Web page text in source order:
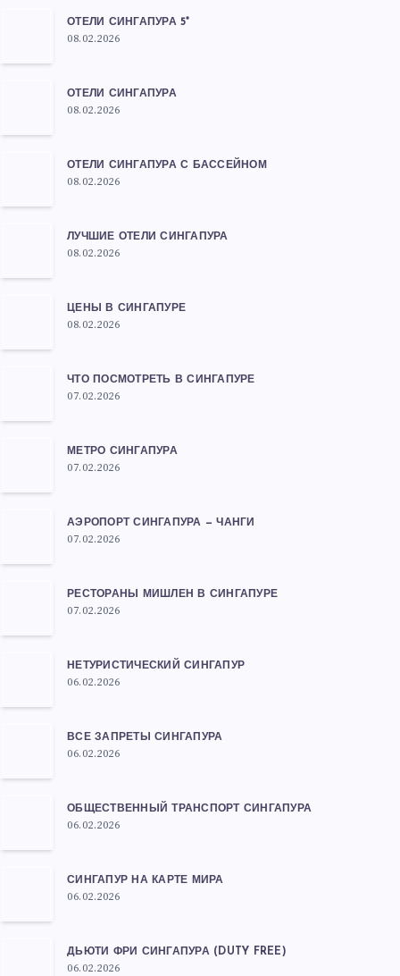
ОТЕЛИ СИНГАПУРА 5*
08.02.2026
ОТЕЛИ СИНГАПУРА
08.02.2026
ОТЕЛИ СИНГАПУРА С БАССЕЙНОМ
08.02.2026
ЛУЧШИЕ ОТЕЛИ СИНГАПУРА
08.02.2026
ЦЕНЫ В СИНГАПУРЕ
08.02.2026
ЧТО ПОСМОТРЕТЬ В СИНГАПУРЕ
07.02.2026
МЕТРО СИНГАПУРА
07.02.2026
АЭРОПОРТ СИНГАПУРА — ЧАНГИ
07.02.2026
РЕСТОРАНЫ МИШЛЕН В СИНГАПУРЕ
07.02.2026
НЕТУРИСТИЧЕСКИЙ СИНГАПУР
06.02.2026
ВСЕ ЗАПРЕТЫ СИНГАПУРА
06.02.2026
ОБЩЕСТВЕННЫЙ ТРАНСПОРТ СИНГАПУРА
06.02.2026
СИНГАПУР НА КАРТЕ МИРА
06.02.2026
ДЬЮТИ ФРИ СИНГАПУРА (DUTY FREE)
06.02.2026